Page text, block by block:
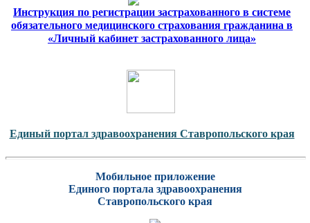
Инструкция по регистрации застрахованного в системе
обязательного медицинского страхования гражданина в
«Личный кабинет застрахованного лица»
Единый портал здравоохранения Ставропольского края
Мобильное приложение
Единого портала здравоохранения
Ставропольского края